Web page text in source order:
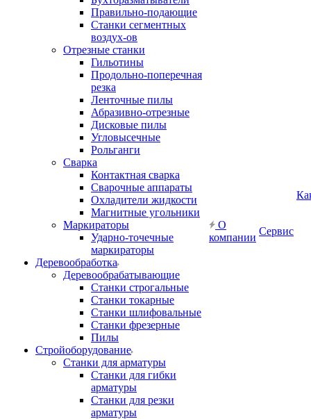
Правильно-подающие
Станки сегментных
воздух-ов
Отрезные станки
Гильотины
Продольно-поперечная
резка
Ленточные пилы
Абразивно-отрезные
Дисковые пилы
Угловысечные
Рольганги
Сварка
Контактная сварка
Сварочные аппараты
Охладители жидкости
Магнитные угольники
Маркираторы
Ударно-точечные
маркираторы
Деревообработка
Деревообрабатывающие
Станки строгальные
Станки токарные
Станки шлифовальные
Станки фрезерные
Пилы
Стройоборудование
Станки для арматуры
Станки для гибки
арматуры
Станки для резки
арматуры
О
компании
Сервис